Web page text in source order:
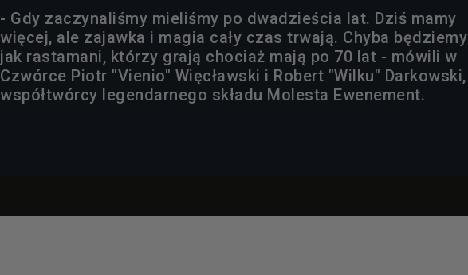
- Gdy zaczynaliśmy mieliśmy po dwadzieścia lat. Dziś mamy
więcej, ale zajawka i magia cały czas trwają. Chyba będziemy
jak rastamani, którzy grają chociaż mają po 70 lat - mówili w
Czwórce Piotr "Vienio" Więcławski i Robert "Wilku" Darkowski,
współtwórcy legendarnego składu Molesta Ewenement.